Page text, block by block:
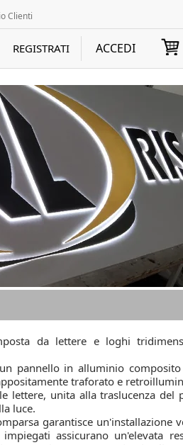
Clienti
REGISTRATI ACCEDI
da lettere e loghi
pannello in alluminio
traforato e
lettere, unita alla traslucenza del
luce.
garantisce un'installazione
assicurano un'elevata